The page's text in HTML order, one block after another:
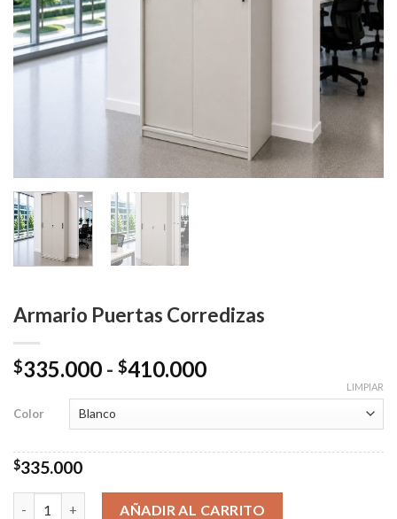
Armario Puertas Corredizas
$335.000 - $410.000Rango
desde
$335.000
$410.000
Color
LIMPIAR
$335.000
Armario Puertas Corredizas cantidad
AÑADIR AL CARRITO